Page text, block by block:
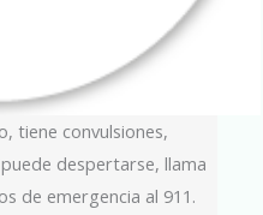
tiene convulsiones,
despertarse, llama
de emergencia al 911.